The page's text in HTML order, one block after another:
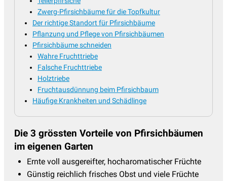
Zwerg-Pfirsichbäume für die Topfkultur
Der richtige Standort für Pfirsichbäume
Pflanzung und Pflege von Pfirsichbäumen
Pfirsichbäume schneiden
Wahre Fruchttriebe
Falsche Fruchttriebe
Holztriebe
Fruchtausdünnung beim Pfirsichbaum
Häufige Krankheiten und Schädlinge
Die 3 grössten Vorteile von Pfirsichbäumen
im eigenen Garten
Ernte voll ausgereifter, hocharomatischer Früchte
Günstig reichlich frisches Obst und viele Früchte